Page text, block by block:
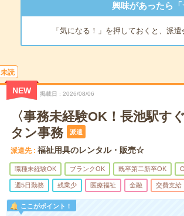
興味があったら
「気になる！」を押しておくと、派遣
未読
NEW 掲載日 2026/08/06
〈事務未経験OK！長池駅す
タン事務
派遣
派遣先 福祉用具のレンタル・販売☆
職種未経験OK ブランクOK 既卒第二新卒OK
週5日勤務 残業少 医療福祉 金融 交費支給
ここがポイント！